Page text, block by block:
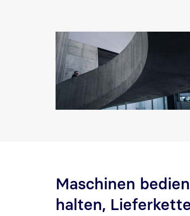
Maschinen
halten,